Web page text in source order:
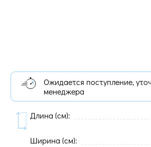
Ожидается поступление, уточняйте у
менеджера
Длина (cм):
Ширина (cм):